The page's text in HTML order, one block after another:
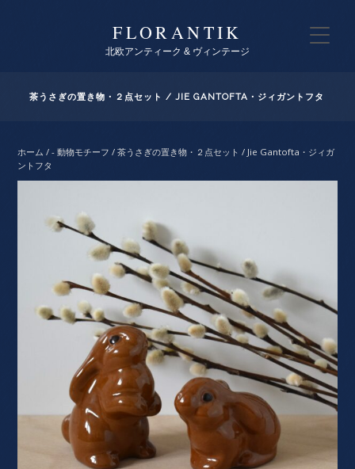
FLORANTIK
北欧アンティーク & ヴィンテージ
茶うさぎの置き物・２点セット / JIE GANTOFTA・ジィガントフタ
ホーム /- 動物モチーフ / 茶うさぎの置き物・２点セット / Jie Gantofta・ジィガ
ントフタ